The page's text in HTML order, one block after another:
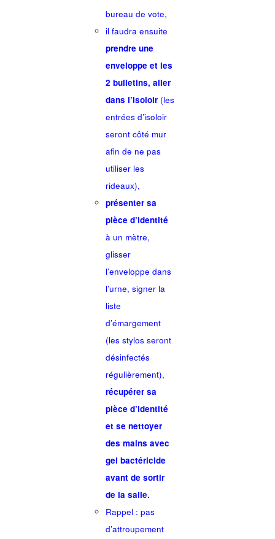
bureau de vote,
il faudra ensuite
prendre une
enveloppe et les
2 bulletins, aller
dans l’isoloir (les
entrées d’isoloir
seront côté mur
afin de ne pas
utiliser les
rideaux),
présenter sa
pièce d’identité
à un mètre,
glisser
l’enveloppe dans
l’urne, signer la
liste
d’émargement
(les stylos seront
désinfectés
régulièrement),
récupérer sa
pièce d’identité
et se nettoyer
des mains avec
gel bactéricide
avant de sortir
de la salle.
Rappel : pas
d’attroupement